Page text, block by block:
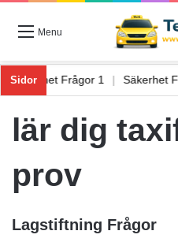
Menu
Sidor
| Säkerhet Frågor 1 Säkerhet
lär dig
prov
Lagstiftning Frågor